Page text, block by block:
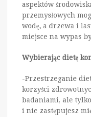
aspektów
przemysłowych
wodę, a drzewa i
miejsce na wypas
Wybierając dietę
-Przestrzeganie
korzyści
badaniami, ale
i nie zastępujesz